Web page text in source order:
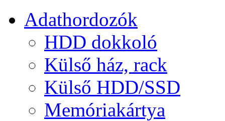
Adathordozók
HDD dokkoló
Külső ház, rack
Külső HDD/SSD
Memóriakártya